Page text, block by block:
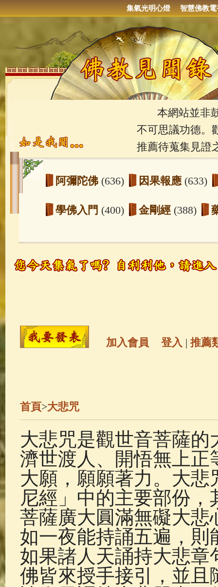
集氣光明心燈 智慧佛教電
本網站並非鼓
不可思議功德。
推薦待蒐集見證
阿彌陀佛 (636) 因果報應 (633)
學佛入門 (400) 金剛經 (388)
玉曆寶鈔(236) 地藏經(225)
觀世音菩薩 (147) 聖救度佛母(
金山活佛
善財童子五十三參
佛典故事(37) 佛說療痔(腫瘤)
加入會員 登入 | 推薦
首頁>大悲咒
大悲咒是觀世音菩薩
濟世渡人、開悟無上
大願，願願著力。大
尼經」中的主要部份
菩薩廣大圓滿無礙大
如一夜能持誦五遍，
如果諸人天誦持大悲
佛皆來授手接引，並